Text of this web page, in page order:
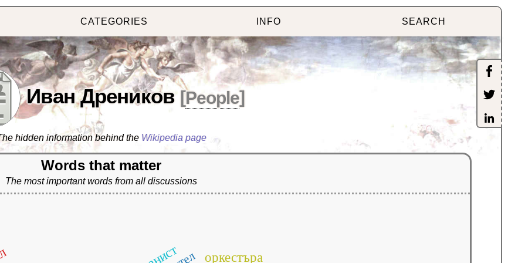
CATEGORIES INFO SEARCH
Иван Дреников [People]
hidden information behind the Wikipedia page
Words that matter
The most important words from all discussions
оркестъра